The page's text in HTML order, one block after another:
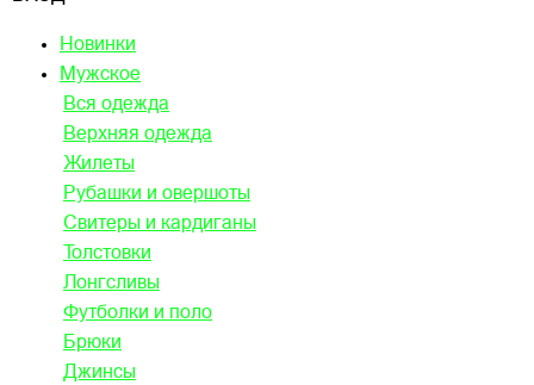
Новинки
Мужское
Вся одежда
Верхняя одежда
Жилеты
Рубашки и овершоты
Свитеры и кардиганы
Толстовки
Лонгсливы
Футболки и поло
Брюки
Джинсы